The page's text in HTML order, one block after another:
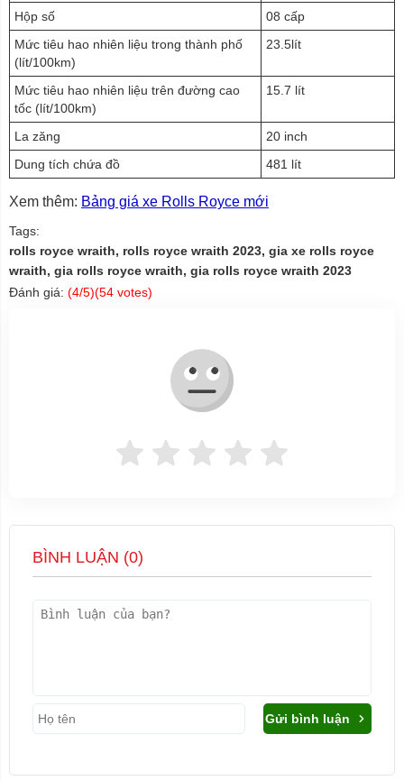
Hộp số
08 cấp
Mức tiêu hao nhiên liệu trong thành phố
(lít/100km)
23.5lít
Mức tiêu hao nhiên liệu trên đường cao
tốc (lít/100km)
15.7 lít
La zăng
20 inch
Dung tích chứa đồ
481 lít
Xem thêm: Bảng giá xe Rolls Royce mới
Tags:
rolls royce wraith, rolls royce wraith 2023, gia xe rolls royce
wraith, gia rolls royce wraith, gia rolls royce wraith 2023
Đánh giá: (4/5)(54 votes)
BÌNH LUẬN (0)
Gửi bình luận